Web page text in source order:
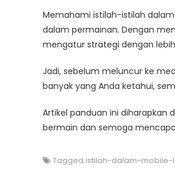
Memahami istilah-istilah
dalam permainan. Dengan
mengatur strategi dengan
Jadi, sebelum meluncur ke
banyak yang Anda ketahui,
Artikel panduan ini diharapkan
bermain dan semoga
Tagged istilah-dalam-mobile-